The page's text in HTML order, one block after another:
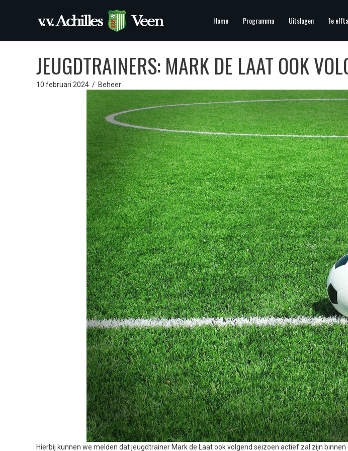
Home Programma Uitslagen 1e
JEUGDTRAINERS: MARK DE LAAT OOK
10 februari 2024 / Beheer
Hierbij kunnen we melden dat jeugdtrainer Mark de Laat ook volgend seizoen actief zal zijn